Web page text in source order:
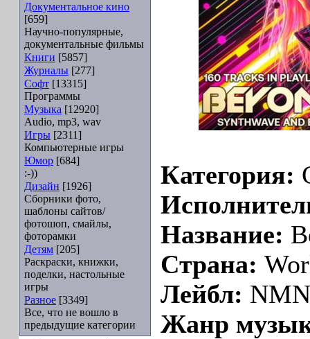
Документальное кино
[659]
Научно-популярные,
документальные фильмы
Книги [5857]
Журналы [277]
Софт [13315]
Программы
Музыка [12920]
Audio, mp3, wav
Игры [2311]
Компьютерные игры
Юмор [684]
:-))
Дизайн [1926]
Сборники фото,
шаблоны сайтов/
фотошоп, смайлы,
фоторамки
Детям [205]
Раскраски, книжки,
поделки, настольные
игры
Разное [3349]
Все, что не вошло в
предыдущие категории
Категория:
Название:
Страна:
Лейбл: NMN
Жанр